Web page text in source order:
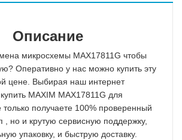
Описание
микросхемы MAX17811G чтобы
Оперативно у нас можно купить эту
цене. Выбирая наш интернет
MAXIM MAX17811G для
только получаете 100% проверенный
, но и крутую сервисную поддержку,
упаковку, и быструю доставку.